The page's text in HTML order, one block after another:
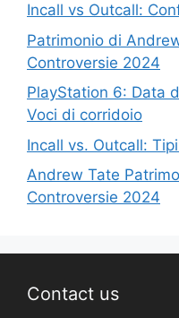
Incall vs Outcall:
Patrimonio di
Controversie 2024
PlayStation 6: Data
Voci di corridoio
Incall vs. Outcall:
Andrew Tate
Controversie 2024
Contact us